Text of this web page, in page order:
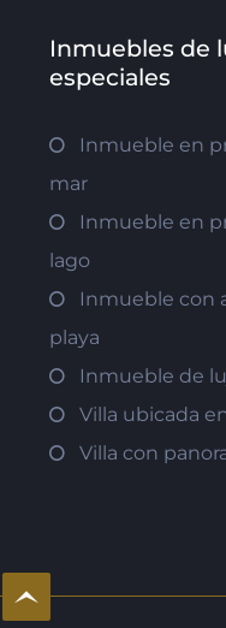
Inmuebles de
especiales
Inmueble en
mar
Inmueble en
lago
Inmueble con
playa
Inmueble de
Villa ubicada
Villa con